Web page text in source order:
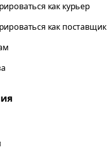
как курьер
как поставщик